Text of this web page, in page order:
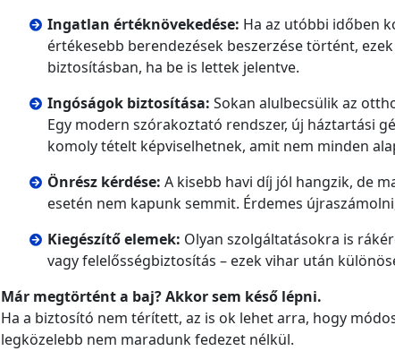
Ingatlan értéknövekedése: Ha az utóbbi időben
értékesebb berendezések beszerzése történt,
biztosításban, ha be is lettek jelentve.
Ingóságok biztosítása: Sokan alulbecsülik az
Egy modern szórakoztató rendszer, új háztartási
komoly tételt képviselhetnek, amit nem minden
Önrész kérdése: A kisebb havi díj jól hangzik, de
esetén nem kapunk semmit. Érdemes
Kiegészítő elemek: Olyan szolgáltatásokra is
vagy felelősségbiztosítás – ezek vihar után
Már megtörtént a baj? Akkor sem késő lépni.
Ha a biztosító nem térített, az is ok lehet arra, hogy
legközelebb nem maradunk fedezet nélkül.